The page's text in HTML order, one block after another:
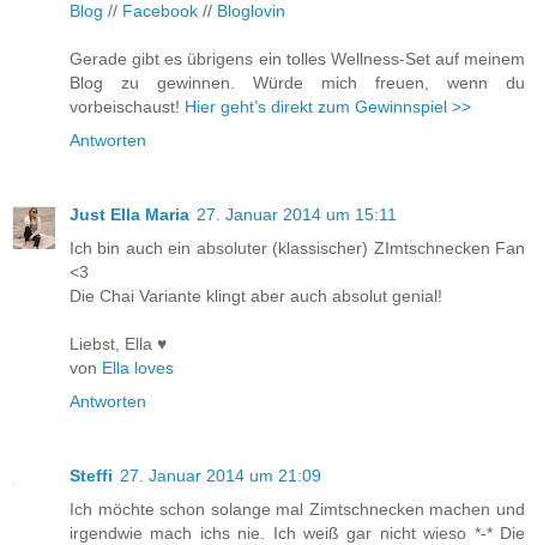
Blog // Facebook // Bloglovin
Gerade gibt es übrigens ein tolles Wellness-Set auf meinem
Blog zu gewinnen. Würde mich freuen, wenn du
vorbeischaust! Hier geht’s direkt zum Gewinnspiel >>
Antworten
Just Ella Maria 27. Januar 2014 um 15:11
Ich bin auch ein absoluter (klassischer) ZImtschnecken Fan
<3
Die Chai Variante klingt aber auch absolut genial!
Liebst, Ella ♥
von Ella loves
Antworten
Steffi 27. Januar 2014 um 21:09
Ich möchte schon solange mal Zimtschnecken machen und
irgendwie mach ichs nie. Ich weiß gar nicht wieso *-* Die